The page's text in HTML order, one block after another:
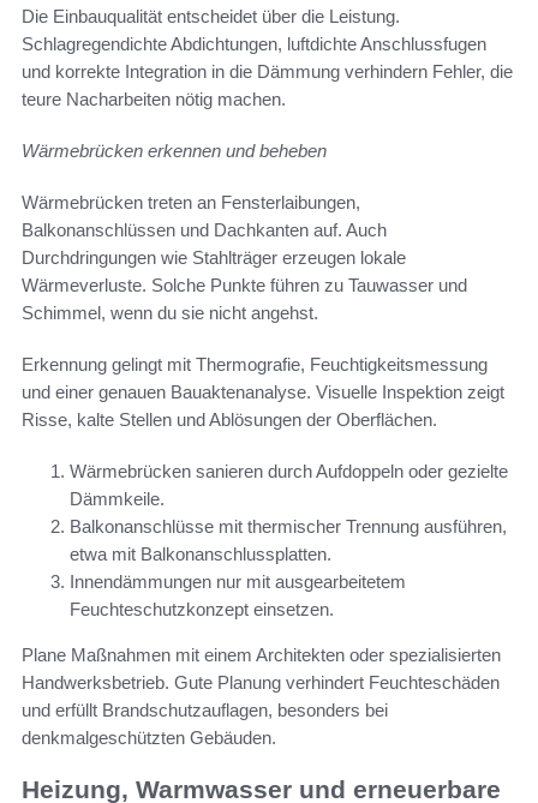
Die Einbauqualität entscheidet über die Leistung.
Schlagregendichte Abdichtungen, luftdichte Anschlussfugen
und korrekte Integration in die Dämmung verhindern Fehler, die
teure Nacharbeiten nötig machen.
Wärmebrücken erkennen und beheben
Wärmebrücken treten an Fensterlaibungen,
Balkonanschlüssen und Dachkanten auf. Auch
Durchdringungen wie Stahlträger erzeugen lokale
Wärmeverluste. Solche Punkte führen zu Tauwasser und
Schimmel, wenn du sie nicht angehst.
Erkennung gelingt mit Thermografie, Feuchtigkeitsmessung
und einer genauen Bauaktenanalyse. Visuelle Inspektion zeigt
Risse, kalte Stellen und Ablösungen der Oberflächen.
Wärmebrücken sanieren durch Aufdoppeln oder gezielte
Dämmkeile.
Balkonanschlüsse mit thermischer Trennung ausführen,
etwa mit Balkonanschlussplatten.
Innendämmungen nur mit ausgearbeitetem
Feuchteschutzkonzept einsetzen.
Plane Maßnahmen mit einem Architekten oder spezialisierten
Handwerksbetrieb. Gute Planung verhindert Feuchteschäden
und erfüllt Brandschutzauflagen, besonders bei
denkmalgeschützten Gebäuden.
Heizung, Warmwasser und erneuerbare